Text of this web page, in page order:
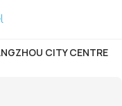
CITY CENTRE